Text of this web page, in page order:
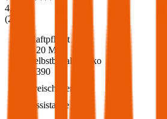
4,6
(217
Haftpflicht
€ 20 Mio.
Selbstbehalt Kasko
€ 390
Freischaden
Assistance